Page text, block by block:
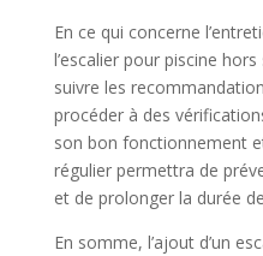
En ce qui concerne
l’escalier pour piscine
suivre les
procéder à des
son bon fonctionnement
régulier permettra de
et de prolonger la durée
En somme, l’ajout d’un